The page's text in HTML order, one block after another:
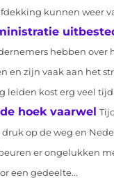
kunnen weer
hebben over
en zijn vaak aan het
leiden kost erg veel tijd
hoek vaarwel
op de weg en
er ongelukken
een gedeelte...